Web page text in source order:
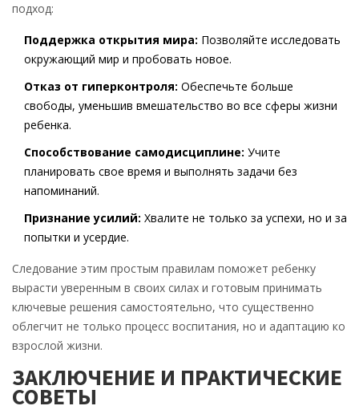
подход:
Поддержка открытия мира: Позволяйте исследовать
окружающий мир и пробовать новое.
Отказ от гиперконтроля: Обеспечьте больше
свободы, уменьшив вмешательство во все сферы жизни
ребенка.
Способствование самодисциплине: Учите
планировать свое время и выполнять задачи без
напоминаний.
Признание усилий: Хвалите не только за успехи, но и за
попытки и усердие.
Следование этим простым правилам поможет ребенку
вырасти уверенным в своих силах и готовым принимать
ключевые решения самостоятельно, что существенно
облегчит не только процесс воспитания, но и адаптацию ко
взрослой жизни.
ЗАКЛЮЧЕНИЕ И ПРАКТИЧЕСКИЕ
СОВЕТЫ